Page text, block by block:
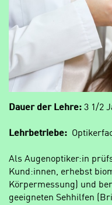
Dauer der Lehre: 3 1/2
Lehrbetriebe:
Als Augenoptiker:in
Kund:innen, erhebst
Körpermessung) und
geeigneten Sehhilfen